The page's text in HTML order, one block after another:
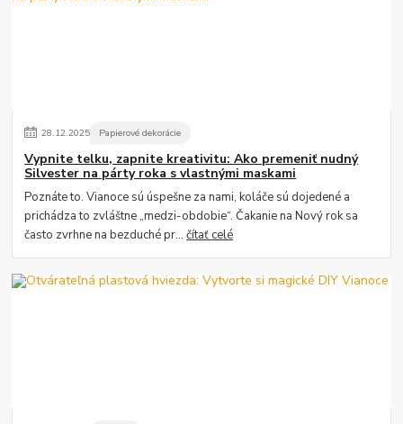
28.12.2025 Papierové dekorácie
Vypnite telku, zapnite kreativitu: Ako premeniť nudný
Silvester na párty roka s vlastnými maskami
Poznáte to. Vianoce sú úspešne za nami, koláče sú dojedené a
prichádza to zvláštne „medzi-obdobie“. Čakanie na Nový rok sa
často zvrhne na bezduché pr...čítať celé